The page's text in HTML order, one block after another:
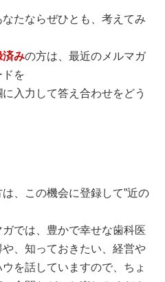
たならぜひとも、考えてみ
済みの方は、最近のメルマガ
ドを
入力して答え合わせをどう
、この機会に登録して”近の
では、豊かで幸せな歯科医
、知っておきたい、経営や
を話していますので、ちょ